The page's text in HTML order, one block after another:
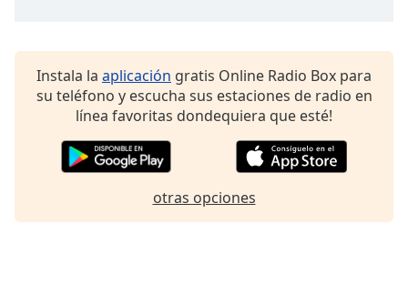
Reset
dialog
Instala la aplicación gratis Online Radio Box para
su teléfono y escucha sus estaciones de radio en
línea favoritas dondequiera que esté!
otras opciones